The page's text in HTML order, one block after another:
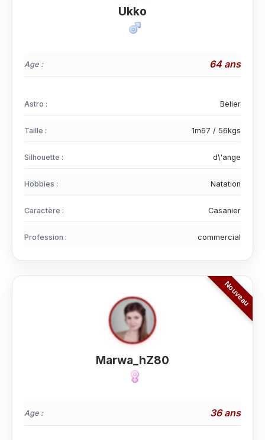
Ukko
Age : 64 ans
Astro : Belier
Taille : 1m67 / 56kgs
Silhouette : d\'ange
Hobbies : Natation
Caractère : Casanier
Profession : commercial
Marwa_hZ80
Age : 36 ans